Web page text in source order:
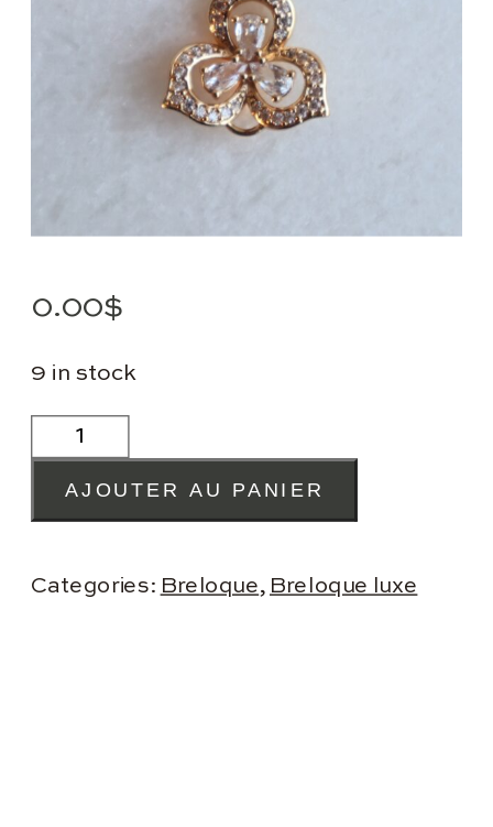
0.00$
9 in stock
BRELOQUE
ORCHIDÉE
QUANTITY
AJOUTER AU PANIER
Categories: Breloque, Breloque luxe